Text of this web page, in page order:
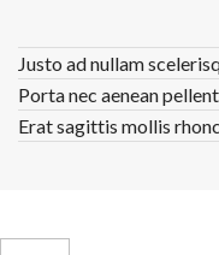
Justo ad nullam
Porta nec aenean
Erat sagittis mollis